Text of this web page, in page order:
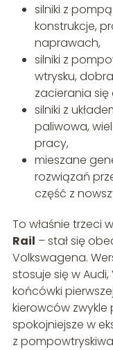
silniki z
konstrukcje,
naprawach,
silniki z
wtrysku,
zacierania
silniki z
paliwowa,
pracy,
mieszane
rozwiązań
część z
To właśnie trzeci
Rail – stał się
Volkswagena.
stosuje się w
końcówki
kierowców zwykle
spokojniejsze w
z